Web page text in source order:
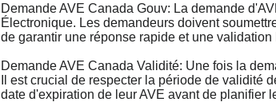
Demande AVE Canada Gouv: La demande
Électronique. Les demandeurs doivent
de garantir une réponse rapide et une
Demande AVE Canada Validité: Une fois la
Il est crucial de respecter la période de validité
date d'expiration de leur AVE avant de planifier